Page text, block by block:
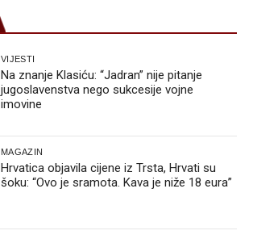
VIJESTI
Na znanje Klasiću: “Jadran” nije pitanje
jugoslavenstva nego sukcesije vojne
imovine
MAGAZIN
Hrvatica objavila cijene iz Trsta, Hrvati su
šoku: “Ovo je sramota. Kava je niže 18 eura”